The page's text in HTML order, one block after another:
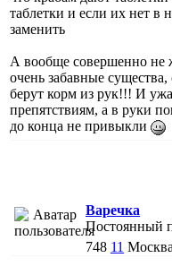
таблетки и если их нет
заменить
А вообще совершенно не
очень забавные
берут корм из рук!!! И
препятствиям, а в руки
до конца не привыкли
Варечка
Постоянный
748 11 Москва